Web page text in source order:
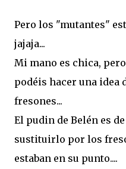
Pero los "mutantes"
jajaja...
Mi mano es chica,
podéis hacer una idea
fresones...
El pudin de Belén es
sustituirlo por los
estaban en su punto....